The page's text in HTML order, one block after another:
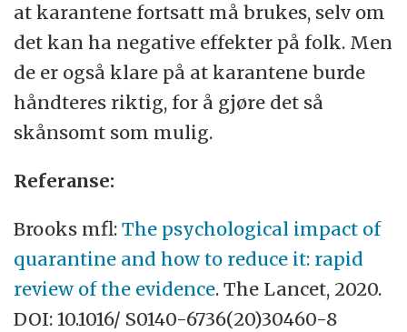
at karantene fortsatt må brukes, selv om
det kan ha negative effekter på folk. Men
de er også klare på at karantene burde
håndteres riktig, for å gjøre det så
skånsomt som mulig.
Referanse:
Brooks mfl:The psychological impact of
quarantine and how to reduce it: rapid
review of the evidence. The Lancet, 2020.
DOI: 10.1016/ S0140-6736(20)30460-8